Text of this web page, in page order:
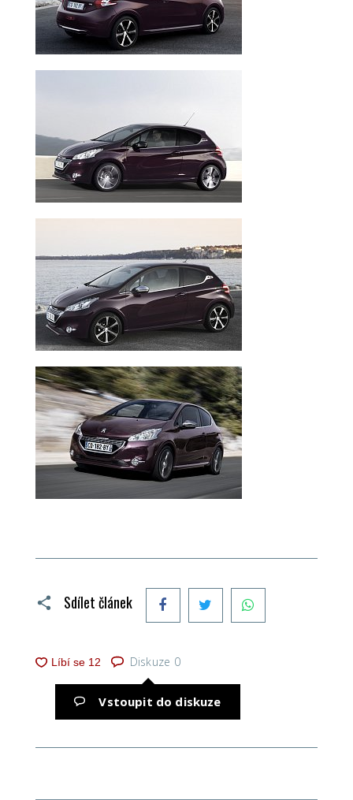
Sdílet článek FacebookTwitter
Diskuze 0
Vstoupit do diskuze